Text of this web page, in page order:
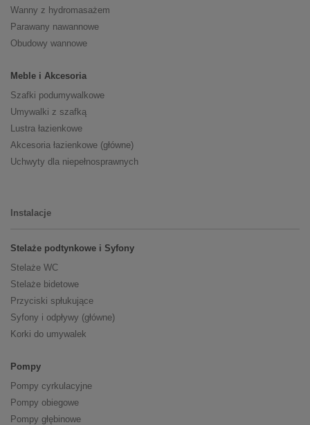
Wanny z hydromasażem
Parawany nawannowe
Obudowy wannowe
Meble i Akcesoria
Szafki podumywalkowe
Umywalki z szafką
Lustra łazienkowe
Akcesoria łazienkowe (główne)
Uchwyty dla niepełnosprawnych
Instalacje
Stelaże podtynkowe i Syfony
Stelaże WC
Stelaże bidetowe
Przyciski spłukujące
Syfony i odpływy (główne)
Korki do umywalek
Pompy
Pompy cyrkulacyjne
Pompy obiegowe
Pompy głębinowe